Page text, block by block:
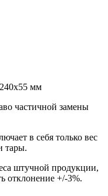
мм
частичной замены
в себя только вес
тары.
штучной продукции,
отклонение +/-3%.